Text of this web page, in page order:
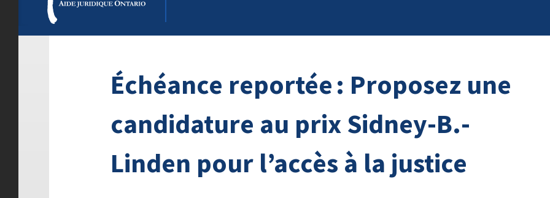
Échéance reportée : Proposez une
candidature au prix Sidney-B.-
Linden pour l’accès à la justice